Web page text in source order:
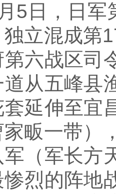
，日军第
独立混成第
第六战区司
道从五峰
延伸至宜
畈一带）
军（军长方
烈的阵地